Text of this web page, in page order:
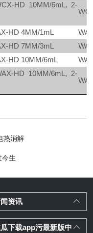
HD 10MM/6mL, 2-
HD 4MM/1mL
HD 7MM/3mL
HD 10MM/6mL
HD 10MM/6mL, 2-
热消解
今生
资讯
下载app污最新版中